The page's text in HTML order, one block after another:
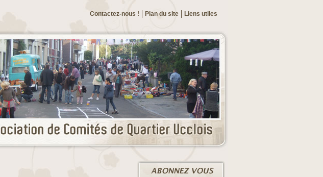
Liens utiles
Plan du site
Contactez-nous !